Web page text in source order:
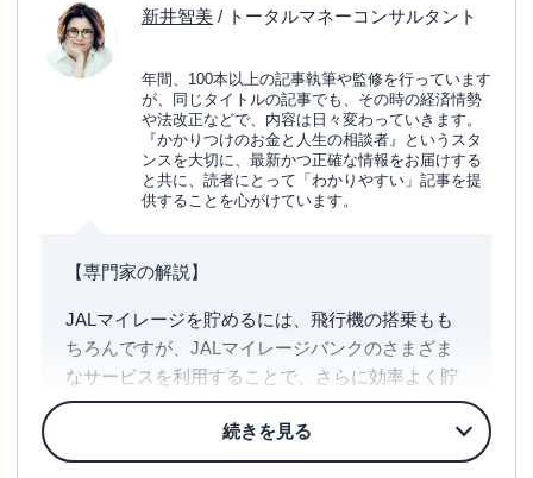
JALカードプラチナ
年齢限定のお得なJALカード
お得にJALマイルが貯まるセゾンゴールド・アメリカ
ン・エキスプレス®・カード
新井智美 / トータルマネーコンサルタント
年間、100本以上の記事執筆や監修を行っています
が、同じタイトルの記事でも、その時の経済情勢
や法改正などで、内容は日々変わっていきます。
『かかりつけのお金と人生の相談者』というスタ
ンスを大切に、最新かつ正確な情報をお届けする
と共に、読者にとって「わかりやすい」記事を提
供することを心がけています。
【専門家の解説】
JALマイレージを貯めるには、飛行機の搭乗もも
ちろんですが、JALマイレージバンクのさまざま
なサービスを利用することで、さらに効率よく貯
めることができます。
JALマイレージパークには3種類のマイルの貯め方